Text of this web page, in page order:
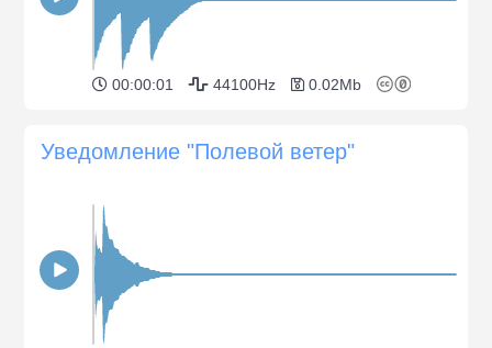
00:00:01 44100Hz 0.02Mb
Уведомление "Полевой ветер"